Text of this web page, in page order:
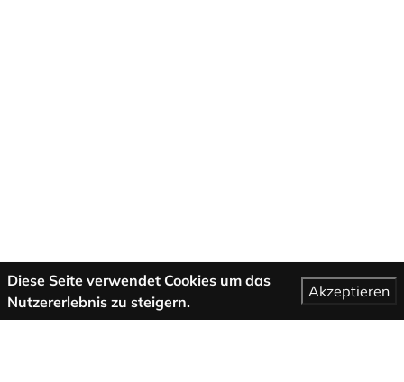
Diese Seite verwendet Cookies um das
Nutzererlebnis zu steigern.
Akzeptieren